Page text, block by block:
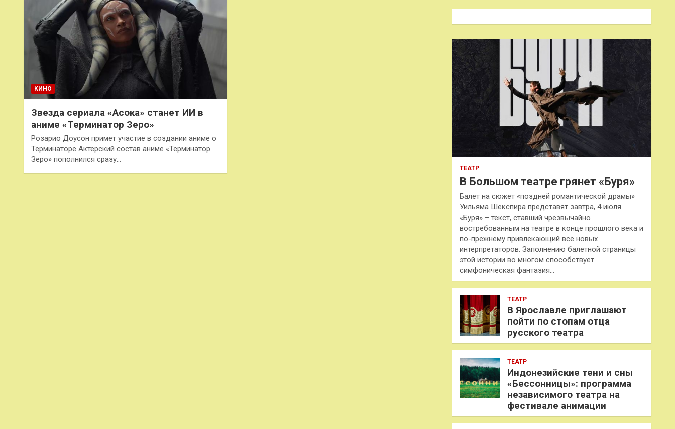
КИНО
Звезда сериала «Асока» станет ИИ в
аниме «Терминатор Зеро»
Розарио Доусон примет участие в создании аниме о
Терминаторе Актерский состав аниме «Терминатор
Зеро» пополнился сразу…
к
ТЕАТР
В Большом театре грянет «Буря»
Балет на сюжет «поздней романтической драмы»
Уильяма Шекспира представят завтра, 4 июля.
«Буря» – текст, ставший чрезвычайно
востребованным на театре в конце прошлого века и
по-прежнему привлекающий всё новых
интерпретаторов. Заполнению балетной страницы
этой истории во многом способствует
симфоническая фантазия…
ТЕАТР
В Ярославле приглашают
пойти по стопам отца
русского театра
ТЕАТР
Индонезийские тени и сны
«Бессонницы»: программа
независимого театра на
фестивале анимации